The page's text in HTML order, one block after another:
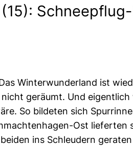
Winterwunderland ist
geräumt. Und
So bildeten sich
Ost
ins Schleudern